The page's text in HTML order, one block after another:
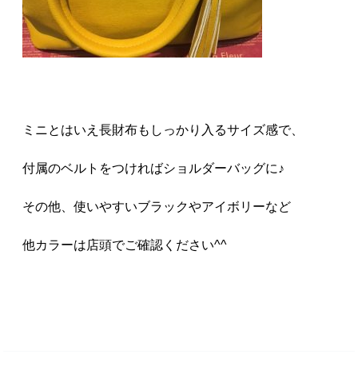
ミニとはいえ長財布もしっかり入るサイズ感で、
付属のベルトをつければショルダーバッグに♪
その他、使いやすいブラックやアイボリーなど
他カラーは店頭でご確認ください^^